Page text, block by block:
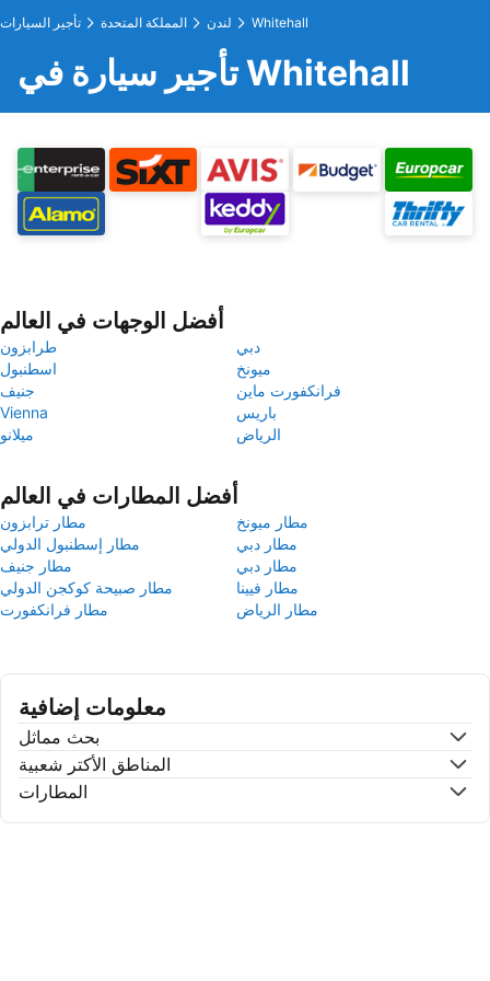
تأجير السيارات المملكة المتحدة لندن Whitehall
تأجير سيارة في Whitehall
أفضل الوجهات في العالم
طرابزون
دبي
اسطنبول
ميونخ
جنيف
فرانكفورت ماين
Vienna
باريس
ميلانو
الرياض
أفضل المطارات في العالم
مطار ترابزون
مطار ميونخ
مطار إسطنبول الدولي
مطار دبي
مطار جنيف
مطار دبي
مطار صبيحة كوكجن الدولي
مطار فيينا
مطار فرانكفورت
مطار الرياض
معلومات إضافية
بحث مماثل
المناطق الأكتر شعبية
المطارات